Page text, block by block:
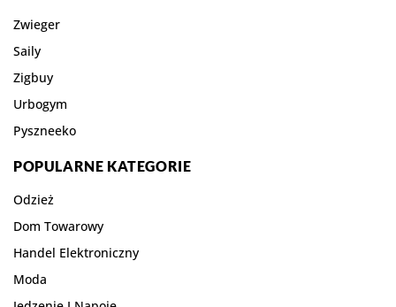
Zwieger
Saily
Zigbuy
Urbogym
Pyszneeko
POPULARNE KATEGORIE
Odzież
Dom Towarowy
Handel Elektroniczny
Moda